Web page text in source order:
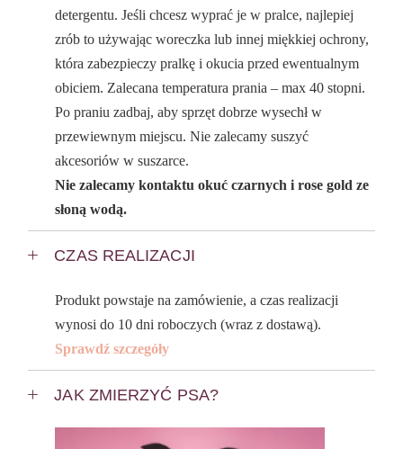
detergentu. Jeśli chcesz wyprać je w pralce, najlepiej
zrób to używając woreczka lub innej miękkiej ochrony,
która zabezpieczy pralkę i okucia przed ewentualnym
obiciem. Zalecana temperatura prania – max 40 stopni.
Po praniu zadbaj, aby sprzęt dobrze wysechł w
przewiewnym miejscu. Nie zalecamy suszyć
akcesoriów w suszarce.
Nie zalecamy kontaktu okuć czarnych i rose gold ze
słoną wodą.
CZAS REALIZACJI
Produkt powstaje na zamówienie, a czas realizacji
wynosi do 10 dni roboczych (wraz z dostawą).
Sprawdź szczegóły
JAK ZMIERZYĆ PSA?